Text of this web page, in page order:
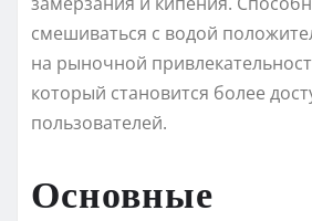
смешиваться с водой
на рыночной
который становится более
пользователей.
Основные